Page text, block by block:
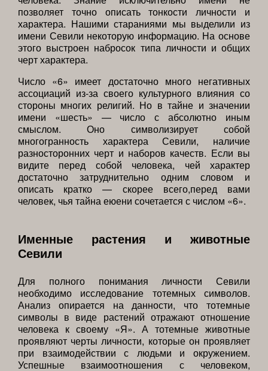
позволяет точно описать тонкости личности и
характера. Нашими стараниями мы выделили из
имени Севили некоторую информацию. На основе
этого выстроен набросок типа личности и общих
черт характера.
Число «6» имеет достаточно много негативных
ассоциаций из-за своего культурного влияния со
стороны многих религий. Но в тайне и значении
имени «шесть» — число с абсолютно иным
смыслом. Оно символизирует собой
многогранность характера Севили, наличие
разносторонних черт и наборов качеств. Если вы
видите перед собой человека, чей характер
достаточно затруднительно одним словом и
описать кратко — скорее всего,перед вами
человек, чья тайна еюени сочетается с числом «6».
Именные растения и животные
Севили
Для полного понимания личности Севили
необходимо исследование тотемных символов.
Анализ опирается на данности, что тотемные
символы в виде растений отражают отношение
человека к своему «Я». А тотемные животные
проявляют черты личности, которые он проявляет
при взаимодействии с людьми и окружением.
Успешные взаимоотношения с человеком,